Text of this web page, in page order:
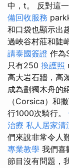
中，t。 反對這
備回收服務
和口袋也顯示出
過峽谷村莊和陡
請泰國簽證 作為
只有250 換護照
高大岩石牆，高
成為劃獨木舟的
（Corsica）和
行1000次騎行。
治療 私人居家清
們來說非常令人
專業教學 我們喜
節目沒有問題，